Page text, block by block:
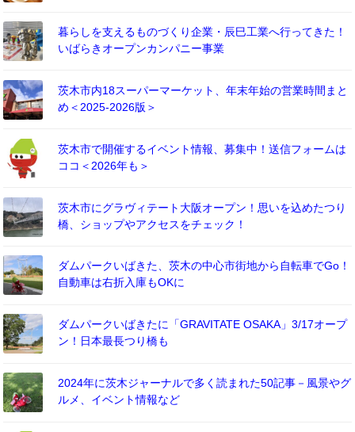
暮らしを支えるものづくり企業・辰巳工業へ行ってきた！
いばらきオープンカンパニー事業
茨木市内18スーパーマーケット、年末年始の営業時間まと
め＜2025-2026版＞
茨木市で開催するイベント情報、募集中！送信フォームは
ココ＜2026年も＞
茨木市にグラヴィテート大阪オープン！思いを込めたつり
橋、ショップやアクセスをチェック！
ダムパークいばきた、茨木の中心市街地から自転車でGo！
自動車は右折入庫もOKに
ダムパークいばきたに「GRAVITATE OSAKA」3/17オープ
ン！日本最長つり橋も
2024年に茨木ジャーナルで多く読まれた50記事－風景やグ
ルメ、イベント情報など